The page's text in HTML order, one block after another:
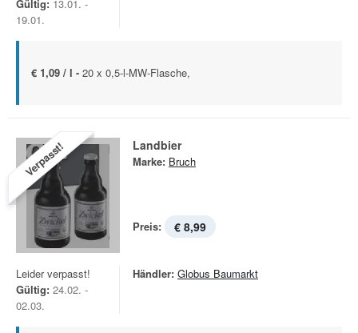
Gültig: 13.01. -
19.01.
€ 1,09 / l - 20 x 0,5-l-MW-Flasche,
Verpasst! Landbier
Marke: Bruch
Preis: € 8,99
Leider verpasst!
Gültig: 24.02. -
02.03.
Händler: Globus Baumarkt